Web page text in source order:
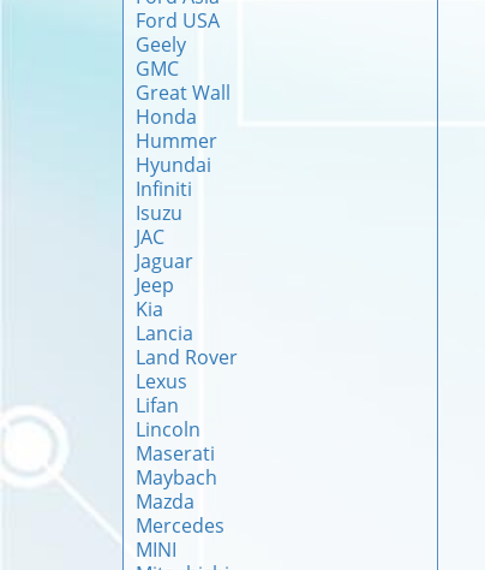
Ford USA
Geely
GMC
Great Wall
Honda
Hummer
Hyundai
Infiniti
Isuzu
JAC
Jaguar
Jeep
Kia
Lancia
Land Rover
Lexus
Lifan
Lincoln
Maserati
Maybach
Mazda
Mercedes
MINI